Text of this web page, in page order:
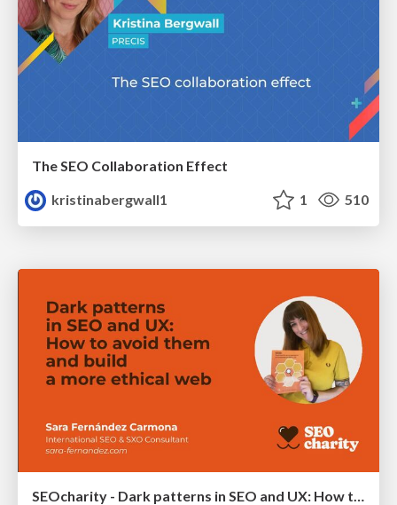
The SEO Collaboration Effect
kristinabergwall1
1 510
SEOcharity - Dark patterns in SEO and UX: How to avoid them and build a more ethical web